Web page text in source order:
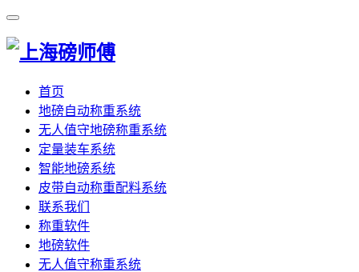
首页
地磅自动称重系统
无人值守地磅称重系统
定量装车系统
智能地磅系统
皮带自动称重配料系统
联系我们
称重软件
地磅软件
无人值守称重系统